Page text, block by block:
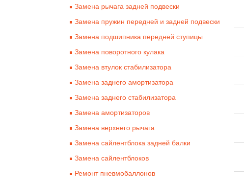
Замена рычага задней подвески
Замена пружин передней и задней подвески
Замена подшипника передней ступицы
Замена поворотного кулака
Замена втулок стабилизатора
Замена заднего амортизатора
Замена заднего стабилизатора
Замена амортизаторов
Замена верхнего рычага
Замена сайлентблока задней балки
Замена сайлентблоков
Ремонт пневмобаллонов